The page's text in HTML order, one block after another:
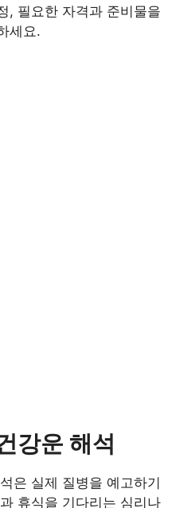
, 필요한 자격과 준비물을
세요.
강운 해석
은 실제 질병을 예고하기
휴식을 기다리는 심리나